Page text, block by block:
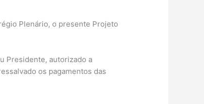
Plenário, o presente Projeto
Presidente, autorizado a
os pagamentos das